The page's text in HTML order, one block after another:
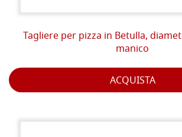
Tagliere per pizza in Betulla,
manico
ACQUISTA